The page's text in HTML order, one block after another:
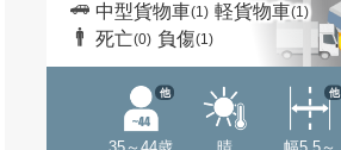
中型貨物車(1) 軽貨物車(1)
死亡(0) 負傷(1)
他 他